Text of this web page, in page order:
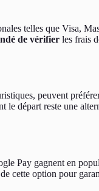
telles que Visa,
de vérifier les frais
peuvent
le départ reste une
Pay gagnent en
cette option pour